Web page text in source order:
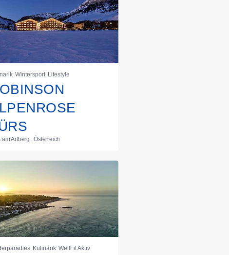
Wintersport Lifestyle
am Arlberg . Österreich
Kulinarik WellFit Aktiv